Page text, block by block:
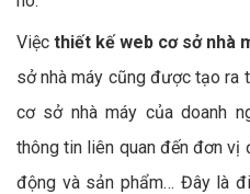
Việc thiết kế web cơ sở nhà
sở nhà máy cũng được tạo ra
cơ sở nhà máy của doanh
thông tin liên quan đến đơn vị
động và sản phẩm… Đây là